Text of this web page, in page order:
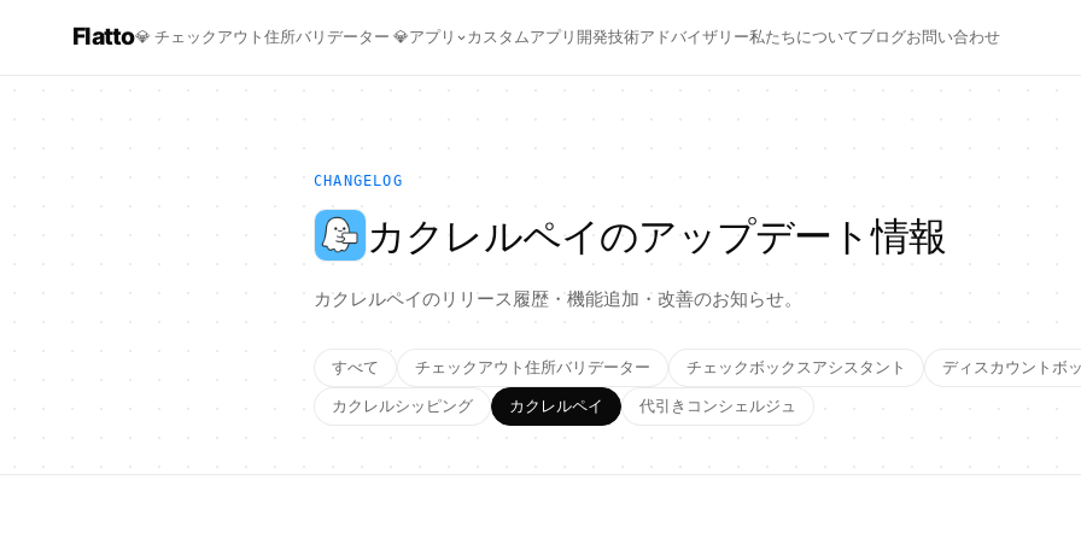
Flatto💎 チェックアウト住所バリデーター 💎アプリ カスタムアプリ開発技術アドバイザリー私たちについてブログお問い合わせ
CHANGELOG
カクレルペイのアップデート情報
カクレルペイのリリース履歴・機能追加・改善のお知らせ。
すべて チェックアウト住所バリデーター チェックボックスアシスタント
ディスカウントボ
カクレルシッピング
カクレルペイ 代引きコンシェルジュ